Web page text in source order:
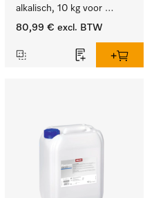
alkalisch, 10 kg voor
materiaalbesparende,
laboratoriumglasw. en -
80,99 € excl. BTW